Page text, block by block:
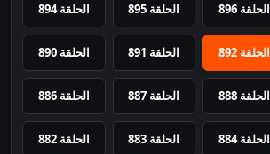
الحلقة 896 الحلقة 895 الحلقة 894
الحلقة 892 الحلقة 891 الحلقة 890
الحلقة 888 الحلقة 887 الحلقة 886
الحلقة 884 الحلقة 883 الحلقة 882